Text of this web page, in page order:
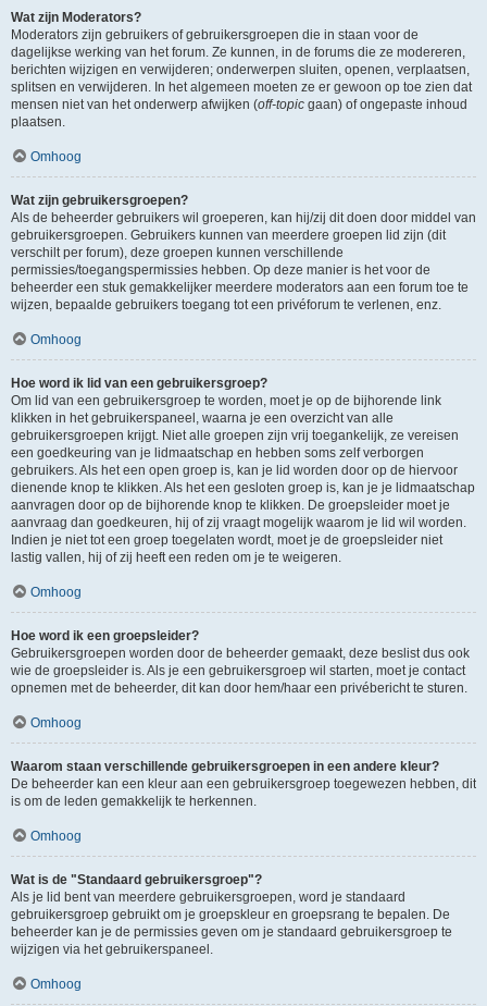
Wat zijn Moderators?
Moderators zijn gebruikers of gebruikersgroepen die in staan voor de
dagelijkse werking van het forum. Ze kunnen, in de forums die ze modereren,
berichten wijzigen en verwijderen; onderwerpen sluiten, openen, verplaatsen,
splitsen en verwijderen. In het algemeen moeten ze er gewoon op toe zien dat
mensen niet van het onderwerp afwijken (off-topic gaan) of ongepaste inhoud
plaatsen.
Omhoog
Wat zijn gebruikersgroepen?
Als de beheerder gebruikers wil groeperen, kan hij/zij dit doen door middel van
gebruikersgroepen. Gebruikers kunnen van meerdere groepen lid zijn (dit
verschilt per forum), deze groepen kunnen verschillende
permissies/toegangspermissies hebben. Op deze manier is het voor de
beheerder een stuk gemakkelijker meerdere moderators aan een forum toe te
wijzen, bepaalde gebruikers toegang tot een privéforum te verlenen, enz.
Omhoog
Hoe word ik lid van een gebruikersgroep?
Om lid van een gebruikersgroep te worden, moet je op de bijhorende link
klikken in het gebruikerspaneel, waarna je een overzicht van alle
gebruikersgroepen krijgt. Niet alle groepen zijn vrij toegankelijk, ze vereisen
een goedkeuring van je lidmaatschap en hebben soms zelf verborgen
gebruikers. Als het een open groep is, kan je lid worden door op de hiervoor
dienende knop te klikken. Als het een gesloten groep is, kan je je lidmaatschap
aanvragen door op de bijhorende knop te klikken. De groepsleider moet je
aanvraag dan goedkeuren, hij of zij vraagt mogelijk waarom je lid wil worden.
Indien je niet tot een groep toegelaten wordt, moet je de groepsleider niet
lastig vallen, hij of zij heeft een reden om je te weigeren.
Omhoog
Hoe word ik een groepsleider?
Gebruikersgroepen worden door de beheerder gemaakt, deze beslist dus ook
wie de groepsleider is. Als je een gebruikersgroep wil starten, moet je contact
opnemen met de beheerder, dit kan door hem/haar een privébericht te sturen.
Omhoog
Waarom staan verschillende gebruikersgroepen in een andere kleur?
De beheerder kan een kleur aan een gebruikersgroep toegewezen hebben, dit
is om de leden gemakkelijk te herkennen.
Omhoog
Wat is de "Standaard gebruikersgroep"?
Als je lid bent van meerdere gebruikersgroepen, word je standaard
gebruikersgroep gebruikt om je groepskleur en groepsrang te bepalen. De
beheerder kan je de permissies geven om je standaard gebruikersgroep te
wijzigen via het gebruikerspaneel.
Omhoog